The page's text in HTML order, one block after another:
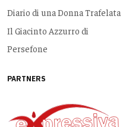
Diario di una Donna Trafelata
Il Giacinto Azzurro di
Persefone
PARTNERS